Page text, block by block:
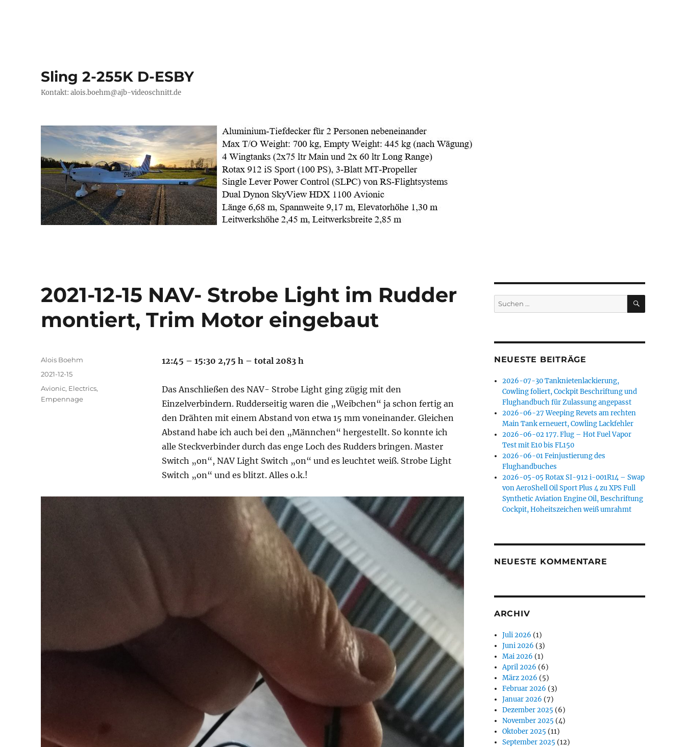
Sling 2-255K D-ESBY
Kontakt: alois.boehm@ajb-videoschnitt.de
2021-12-15 NAV- Strobe Light im Rudder
montiert, Trim Motor eingebaut
12:45 – 15:30 2,75 h – total 2083 h
Das Anschließen des NAV- Strobe Light ging zügig mit den
Einzelverbindern. Rudderseitig waren die „Weibchen“ ja schon fertig an
den Drähten mit einem Abstand von etwa 15 mm voneinander. Gleichen
Abstand habe ich auch bei den „Männchen“ hergestellt. So konnte ich
alle Steckverbinder durch das enge Loch des Rudders bringen. Master
Switch „on“, NAV Light Switch „on“ und es leuchtet weiß. Strobe Light
Switch „on“ und es blitzt. Alles o.k.!
Autor
Alois Boehm
Veröffentlicht
am
2021-12-15
Kategorien
Avionic, Electrics,
Empennage
Suchen
nach:
SUCHEN
NEUESTE BEITRÄGE
2026-07-30 Tanknietenlackierung,
Cowling foliert, Cockpit Beschriftung und
Flughandbuch für Zulassung angepasst
2026-06-27 Weeping Revets am rechten
Main Tank erneuert, Cowling Lackfehler
2026-06-02 177. Flug – Hot Fuel Vapor
Test mit E10 bis FL150
2026-06-01 Feinjustierung des
Flughandbuches
2026-05-05 Rotax SI-912 i-001R14 – Swap
von AeroShell Oil Sport Plus 4 zu XPS Full
Synthetic Aviation Engine Oil, Beschriftung
Cockpit, Hoheitszeichen weiß umrahmt
NEUESTE KOMMENTARE
ARCHIV
Juli 2026 (1)
Juni 2026 (3)
Mai 2026 (1)
April 2026 (6)
März 2026 (5)
Februar 2026 (3)
Januar 2026 (7)
Dezember 2025 (6)
November 2025 (4)
Oktober 2025 (11)
September 2025 (12)